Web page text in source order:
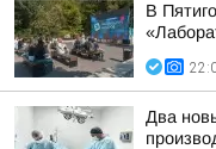
В
Два